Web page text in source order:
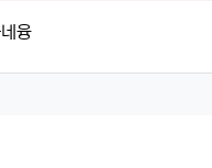
융